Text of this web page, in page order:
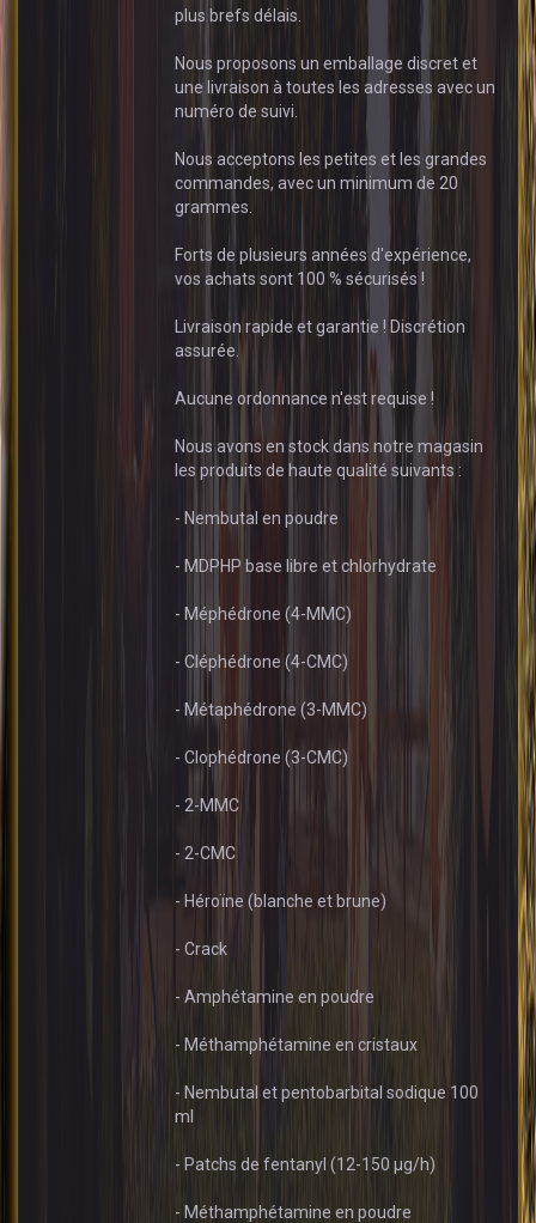
plus brefs délais.
Nous proposons un emballage discret et
une livraison à toutes les adresses avec un
numéro de suivi.
Nous acceptons les petites et les grandes
commandes, avec un minimum de 20
grammes.
Forts de plusieurs années d'expérience,
vos achats sont 100 % sécurisés !
Livraison rapide et garantie ! Discrétion
assurée.
Aucune ordonnance n'est requise !
Nous avons en stock dans notre magasin
les produits de haute qualité suivants :
- Nembutal en poudre
- MDPHP base libre et chlorhydrate
- Méphédrone (4-MMC)
- Cléphédrone (4-CMC)
- Métaphédrone (3-MMC)
- Clophédrone (3-CMC)
- 2-MMC
- 2-CMC
- Héroïne (blanche et brune)
- Crack
- Amphétamine en poudre
- Méthamphétamine en cristaux
- Nembutal et pentobarbital sodique 100
ml
- Patchs de fentanyl (12-150 µg/h)
- Méthamphétamine en poudre